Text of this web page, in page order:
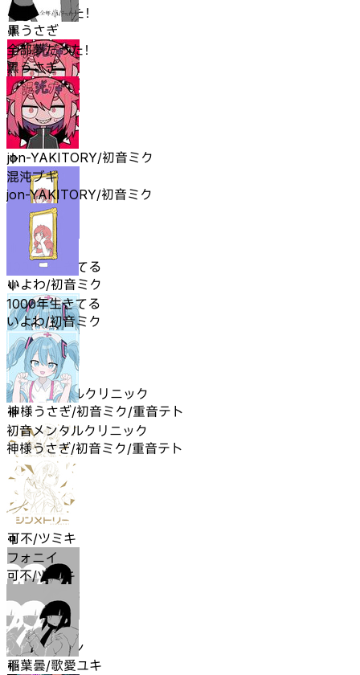
全部夢だった！
黒うさぎ
混沌ブギ
jon-YAKITORY/初音ミク
1000年生きてる
いよわ/初音ミク
初音メンタルクリニック
神様うさぎ/初音ミク/重音テト
フォニイ
可不/ツミキ
ラグトレイン
稲葉曇/歌愛ユキ
全部夢だった！
黒うさぎ
混沌ブギ
jon-YAKITORY/初音ミク
1000年生きてる
いよわ/初音ミク
初音メンタルクリニック
神様うさぎ/初音ミク/重音テト
フォニイ
可不/ツミキ